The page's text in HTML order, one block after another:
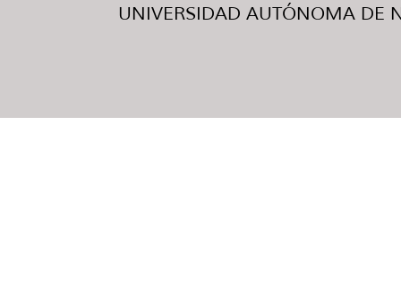
UNIVERSIDAD AUTÓNOMA DE